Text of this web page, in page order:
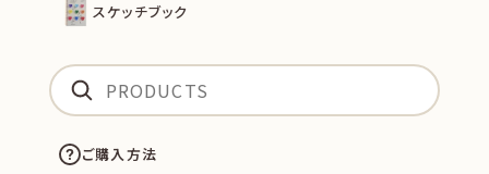
スケッチブック
ご購入方法